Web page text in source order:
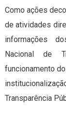
Como ações
de atividades
informações
Nacional de
funcionamento
Transparência